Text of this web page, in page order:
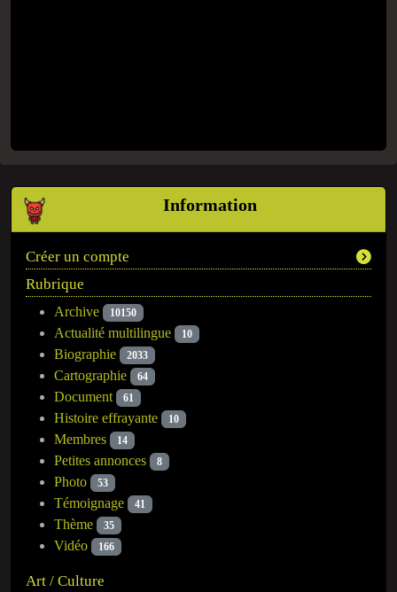
Information
Créer un compte
Rubrique
Archive 10150
Actualité multilingue 10
Biographie 2033
Cartographie 64
Document 61
Histoire effrayante 10
Membres 14
Petites annonces 8
Photo 53
Témoignage 41
Thème 35
Vidéo 166
Art / Culture